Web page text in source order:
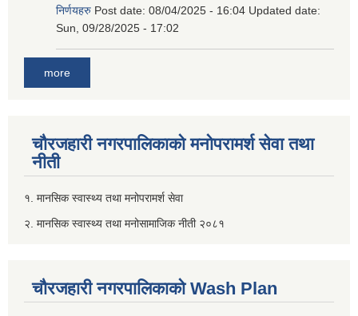
निर्णयहरु Post date: 08/04/2025 - 16:04 Updated date:
Sun, 09/28/2025 - 17:02
more
चौरजहारी नगरपालिकाको मनोपरामर्श सेवा तथा
नीती
१. मानसिक स्वास्थ्य तथा मनोपरामर्श सेवा
२. मानसिक स्वास्थ्य तथा मनोसामाजिक नीती २०८१
चौरजहारी नगरपालिकाको Wash Plan